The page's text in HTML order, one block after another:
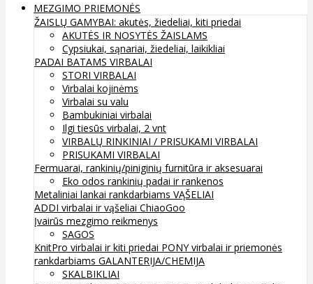
MEZGIMO PRIEMONĖS
ŽAISLŲ GAMYBAI: akutės, žiedeliai, kiti priedai
AKUTĖS IR NOSYTĖS ŽAISLAMS
Cypsiukai, sąnariai, žiedeliai, laikikliai
PADAI BATAMS VIRBALAI
STORI VIRBALAI
Virbalai kojinėms
Virbalai su valu
Bambukiniai virbalai
Ilgi tiesūs virbalai, 2 vnt
VIRBALŲ RINKINIAI / PRISUKAMI VIRBALAI
PRISUKAMI VIRBALAI
Fermuarai, rankinių/piniginių furnitūra ir aksesuarai
Eko odos rankinių padai ir rankenos
Metaliniai lankai rankdarbiams VĄŠELIAI
ADDI virbalai ir vąšeliai ChiaoGoo
Įvairūs mezgimo reikmenys
SAGOS
KnitPro virbalai ir kiti priedai PONY virbalai ir priemonės
rankdarbiams GALANTERIJA/CHEMIJA
SKALBIKLIAI